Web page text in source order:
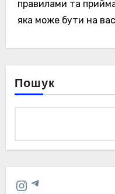
правилами та
яка може бути на
Пошук
Instagram
Telegram